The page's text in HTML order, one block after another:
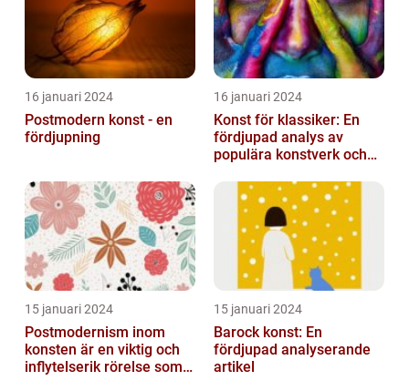
16 januari 2024
Postmodern konst - en
fördjupning
16 januari 2024
Konst för klassiker: En
fördjupad analys av
populära konstverk och
15 januari 2024
Postmodernism inom
konsten är en viktig och
inflytelserik rörelse som
15 januari 2024
Barock konst: En
fördjupad analyserande
artikel